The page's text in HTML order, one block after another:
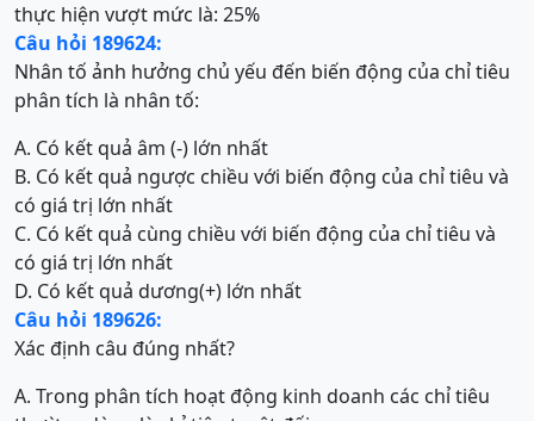
thực hiện vượt mức là: 25%
Câu hỏi 189624:
Nhân tố ảnh hưởng chủ yếu đến biến động của chỉ tiêu
phân tích là nhân tố:
A. Có kết quả âm (-) lớn nhất
B. Có kết quả ngược chiều với biến động của chỉ tiêu và
có giá trị lớn nhất
C. Có kết quả cùng chiều với biến động của chỉ tiêu và
có giá trị lớn nhất
D. Có kết quả dương(+) lớn nhất
Câu hỏi 189626:
Xác định câu đúng nhất?
A. Trong phân tích hoạt động kinh doanh các chỉ tiêu